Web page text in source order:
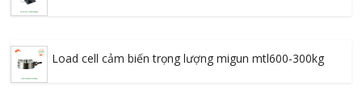
Load cell cảm biến trọng lượng migun mtl600-300kg